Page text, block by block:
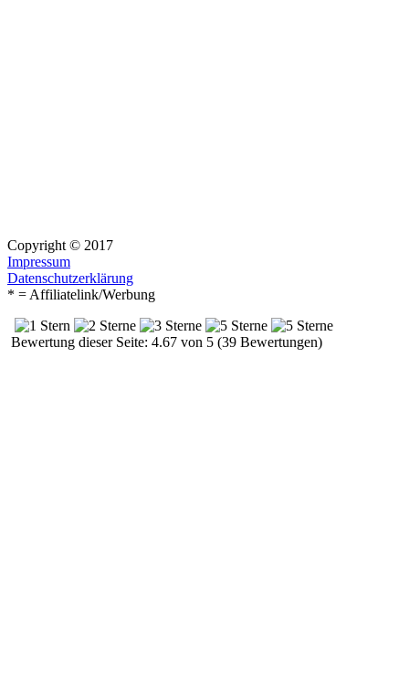
Copyright © 2017
Impressum
Datenschutzerklärung
* = Affiliatelink/Werbung
Bewertung dieser Seite: 4.67 von 5 (39 Bewertungen)